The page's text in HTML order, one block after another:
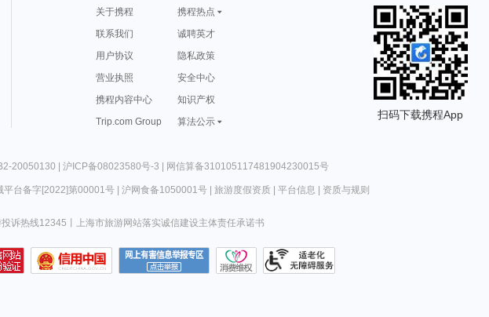
关于携程
携程热点
联系我们
诚聘英才
用户协议
隐私政策
营业执照
安全中心
携程内容中心
知识产权
Trip.com Group
算法公示
扫码下载携程App
20050130 | 沪ICP备08023580号-3 | 网信算备310105117481904230015号
平台备字[2022]第00001号| 沪网食备1050001号| 旅游度假资质| 平台信息 | 资质与规则
诉热线12345 上海市旅游网站落实诚信建设主体责任承诺书